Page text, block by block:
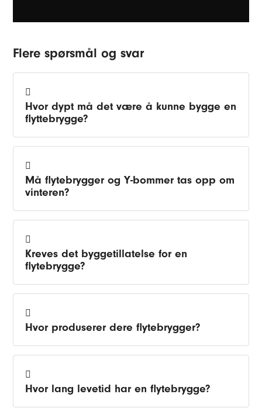
Flere spørsmål og svar
Hvor dypt må det være å kunne bygge en
flyttebrygge?
Må flytebrygger og Y-bommer tas opp om
vinteren?
Kreves det byggetillatelse for en
flytebrygge?
Hvor produserer dere flytebrygger?
Hvor lang levetid har en flytebrygge?